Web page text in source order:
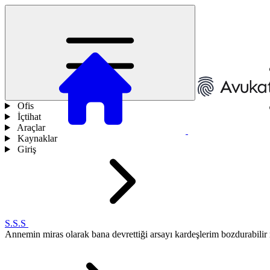
Ofis
İçtihat
Araçlar
Kaynaklar
Giriş
S.S.S
Annemin miras olarak bana devrettiği arsayı kardeşlerim bozdurabilir